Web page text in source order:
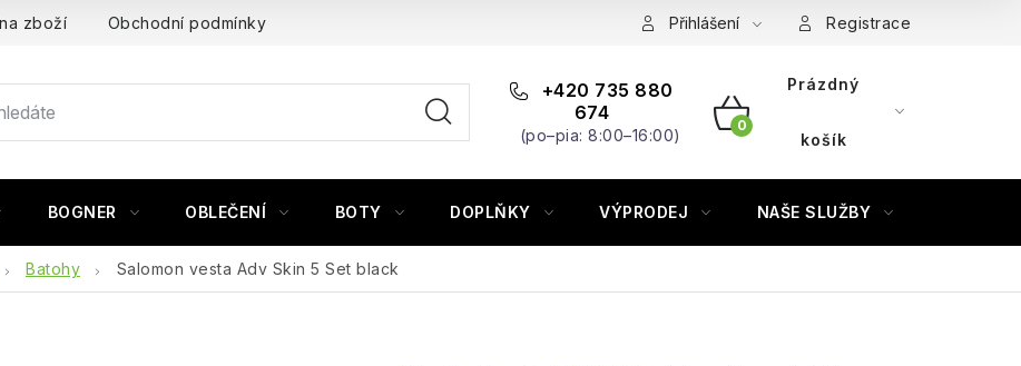
zboží Obchodní podmínky Přihlášení Registrace
+420 735 880
674
(po–pia: 8:00–16:00) NÁKUPNÍ
Prázdný
košík
BOGNER OBLEČENÍ BOTY DOPLŇKY VÝPRODEJ NAŠE SLUŽBY
Batohy Salomon vesta Adv Skin 5 Set black